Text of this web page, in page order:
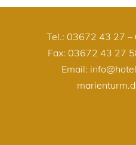
Tel.: 03672 43 27 –
Fax: 03672 43 27
Email: